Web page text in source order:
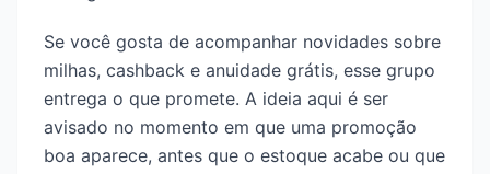
Se você gosta de acompanhar novidades sobre
milhas, cashback e anuidade grátis, esse grupo
entrega o que promete. A ideia aqui é ser
avisado no momento em que uma promoção
boa aparece, antes que o estoque acabe ou que